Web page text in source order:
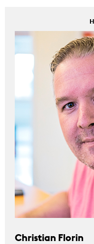
Christian Florin